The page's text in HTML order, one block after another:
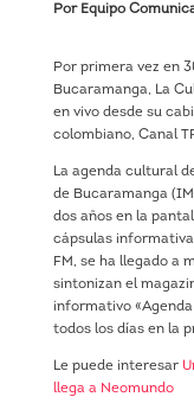
Por Equipo
Por primera vez en
Bucaramanga, La
en vivo desde su
colombiano, Canal
La agenda cultural
de Bucaramanga
dos años en la
cápsulas
FM, se ha llegado a
sintonizan el
informativo
todos los días en la
Le puede interesar
llega a Neomundo